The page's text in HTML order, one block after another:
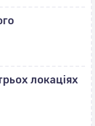
локаціях